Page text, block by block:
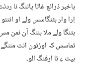
باخبر ذرائع غاتا پاننگ نا
اِرا وار بٹنگاسس ولے او
بٹنگا ولے ملا ہننگ آن نمن
تماسس کہ اوڑتون انت
ہیت ءِ تا ارفنگ الو۔